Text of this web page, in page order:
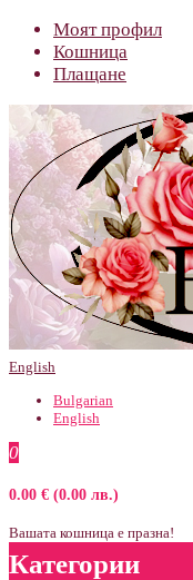
Моят профил
Кошница
Плащане
English
Bulgarian
English
0
0.00 € (0.00 лв.)
Вашата кошница е празна!
Категории